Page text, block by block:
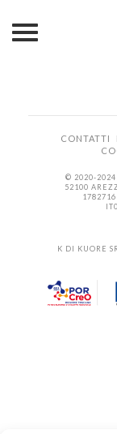
CONTATTI
© 2020-2024
52100
K DI KUORE